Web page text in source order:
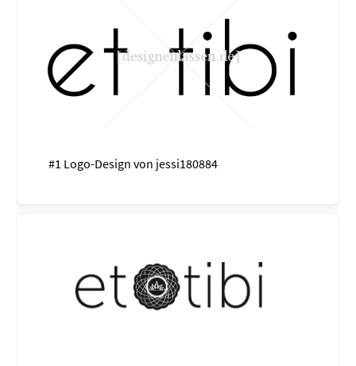
#1 Logo-Design von jessi180884